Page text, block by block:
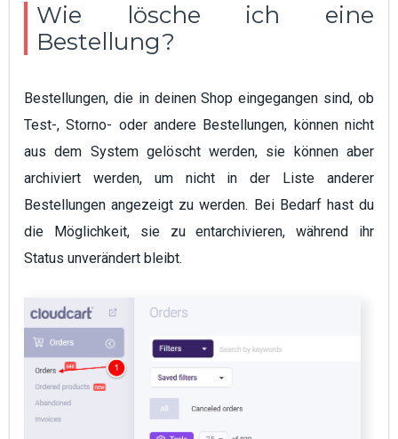
Wie lösche ich eine
Bestellung?
Bestellungen, die in deinen Shop eingegangen sind, ob
Test-, Storno- oder andere Bestellungen, können nicht
aus dem System gelöscht werden, sie können aber
archiviert werden, um nicht in der Liste anderer
Bestellungen angezeigt zu werden. Bei Bedarf hast du
die Möglichkeit, sie zu entarchivieren, während ihr
Status unverändert bleibt.